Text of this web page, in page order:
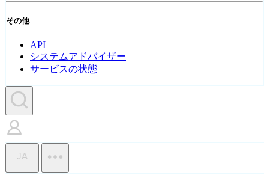
その他
API
システムアドバイザー
サービスの状態
JA